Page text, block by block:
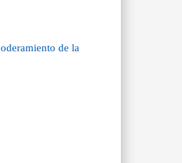
de la